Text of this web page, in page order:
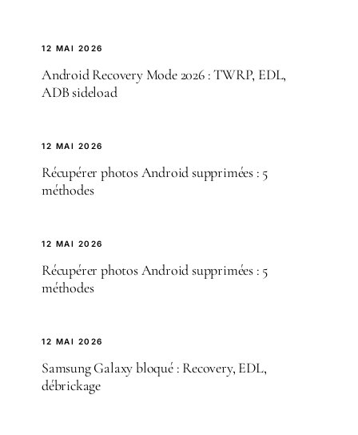
12 MAI 2026
Android Recovery Mode 2026 : TWRP, EDL,
ADB sideload
12 MAI 2026
Récupérer photos Android supprimées : 5
méthodes
12 MAI 2026
Récupérer photos Android supprimées : 5
méthodes
12 MAI 2026
Samsung Galaxy bloqué : Recovery, EDL,
débrickage